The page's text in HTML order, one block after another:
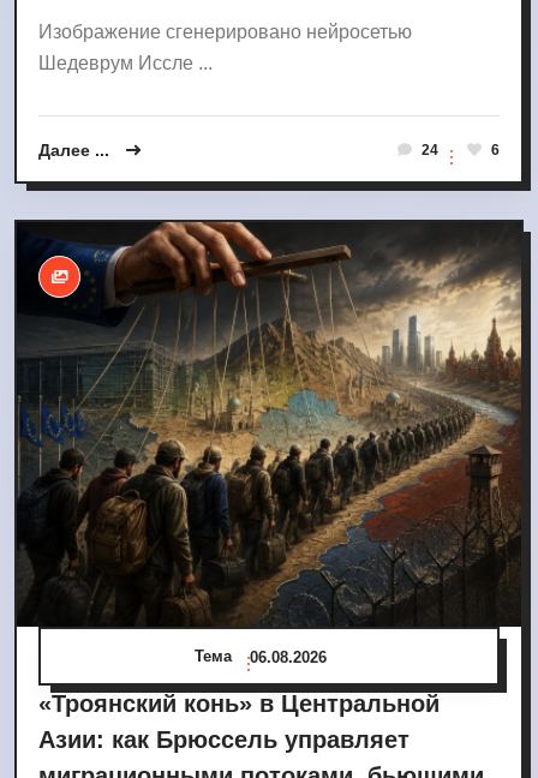
Изображение сгенерировано нейросетью
Шедеврум Иссле ...
Далее ... 24 6
Тема 06.08.2026
«Троянский конь» в Центральной
Азии: как Брюссель управляет